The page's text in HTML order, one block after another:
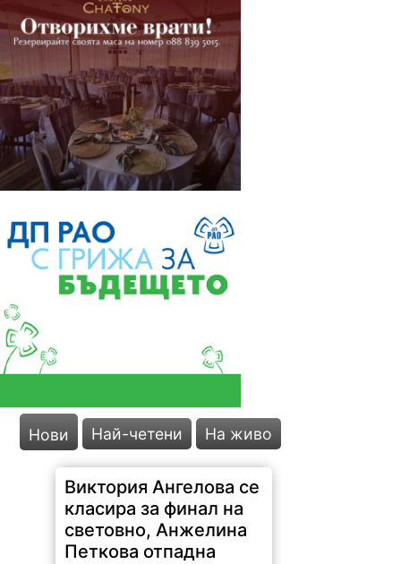
Нови Най-четени На живо
Виктория Ангелова се
класира за финал на
световно, Анжелина
Петкова отпадна